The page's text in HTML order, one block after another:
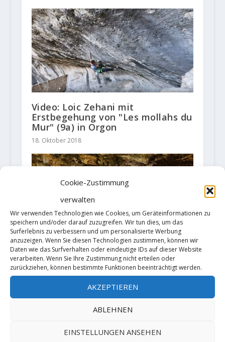
Cookie-Zustimmung
verwalten
Wir verwenden Technologien wie Cookies, um Geräteinformationen zu
speichern und/oder darauf zuzugreifen. Wir tun dies, um das
Surferlebnis zu verbessern und um personalisierte Werbung
anzuzeigen. Wenn Sie diesen Technologien zustimmen, können wir
Daten wie das Surfverhalten oder eindeutige IDs auf dieser Website
verarbeiten. Wenn Sie Ihre Zustimmung nicht erteilen oder
zurückziehen, können bestimmte Funktionen beeinträchtigt werden.
AKZEPTIEREN
ABLEHNEN
EINSTELLUNGEN ANSEHEN
Video: Loic Zehani mit
Erstbegehung von "Les mollahs du
Mur" (9a) in Orgon
18. Oktober 2018
Jonatan Flor sends 'Alí Hulk
extension total (sit)' (9b)
30. Juli 2019